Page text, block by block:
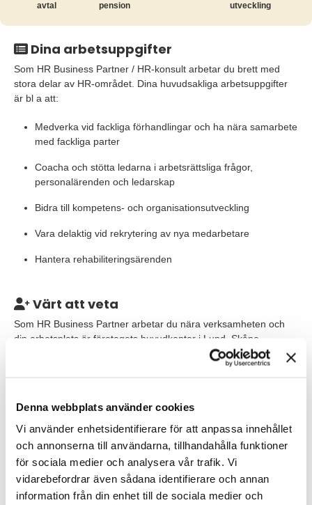
Denna webbplats använder cookies
Vi använder enhetsidentifierare för att anpassa innehållet
och annonserna till användarna, tillhandahålla funktioner
för sociala medier och analysera vår trafik. Vi
vidarebefordrar även sådana identifierare och annan
information från din enhet till de sociala medier och
avtal
pension
utveckling
Dina arbetsuppgifter
Som HR Business Partner / HR-konsult arbetar du brett med
stora delar av HR-området. Dina huvudsakliga arbetsuppgifter
är bl a att:
Medverka vid fackliga förhandlingar och ha nära samarbete
med fackliga parter
Coacha och stötta ledarna i arbetsrättsliga frågor,
personalärenden och ledarskap
Bidra till kompetens- och organisationsutveckling
Vara delaktig vid rekrytering av nya medarbetare
Hantera rehabiliteringsärenden
Värt att veta
Som HR Business Partner arbetar du nära verksamheten och
din arbetsplats är företagets huvudkontor i Lund, Skåne.
brett med olika HR-frågor. Vi ser gärna att du har erfarenhet av
hela eller delar av HR-årshjulet, från lönerevision och
lönekartläggning till kompetensutveckling etc. Du har god
erfarenhet av att arbeta i en konsultativ roll där du är ett stöd till
cheferna i verksamheten.
Som person är du trygg i din yrkesroll och framför budskap på